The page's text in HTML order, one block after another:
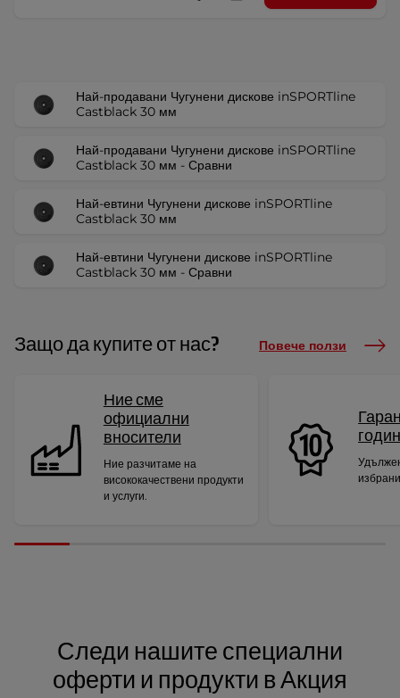
Най-продавани Чугунени дискове inSPORTline
Castblack 30 мм
Най-продавани Чугунени дискове inSPORTline
Castblack 30 мм - Сравни
Най-евтини Чугунени дискове inSPORTline
Castblack 30 мм
Най-евтини Чугунени дискове inSPORTline
Castblack 30 мм - Сравни
Защо да купите от нас? Повече ползи
Ние сме
официални
вносители
Ние разчитаме на
висококачествени продукти
и услуги.
Следи нашите специални
оферти и продукти в Акция